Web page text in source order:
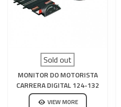
Sold out
MONITOR DO MOTORISTA
CARRERA DIGITAL 124-132
VIEW MORE